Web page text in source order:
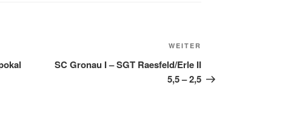
Beitrag
WEITER
SC Gronau I – SGT Raesfeld/Erle II
5,5 – 2,5